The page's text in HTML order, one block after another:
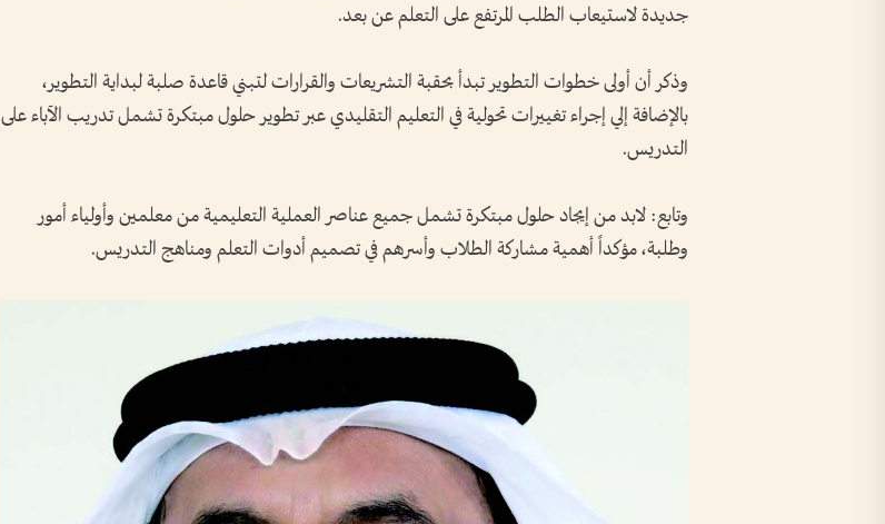
جديدة لاستيعاب الطلب المرتفع على التعلم عن بعد.
وذكر أن أولى خطوات التطوير تبدأ بحقبة التشريعات والقرارات لتبني قاعدة صلبة لبداية التطوير،
بالإضافة إلي إجراء تغييرات تحولية في التعليم التقليدي عبر تطوير حلول مبتكرة تشمل تدريب الآباء على
التدريس.
وتابع: لابد من إيجاد حلول مبتكرة تشمل جميع عناصر العملية التعليمية من معلمين وأولياء أمور
وطلبة، مؤكداً أهمية مشاركة الطلاب وأسرهم في تصميم أدوات التعلم ومناهج التدريس.